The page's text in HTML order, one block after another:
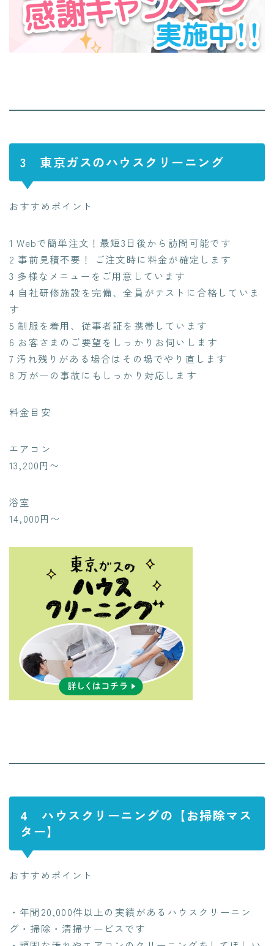
3 東京ガスのハウスクリーニング
おすすめポイント
1 Webで簡単注文！最短3日後から訪問可能です
2 事前見積不要！ ご注文時に料金が確定します
3 多様なメニューをご用意しています
4 自社研修施設を完備、全員がテストに合格していま
す
5 制服を着用、従事者証を携帯しています
6 お客さまのご要望をしっかりお伺いします
7 汚れ残りがある場合はその場でやり直します
8 万が一の事故にもしっかり対応します
料金目安
エアコン
13,200円〜
浴室
14,000円〜
4 ハウスクリーニングの【お掃除マス
ター】
おすすめポイント
・年間20,000件以上の実績があるハウスクリーニン
グ・掃除・清掃サービスです